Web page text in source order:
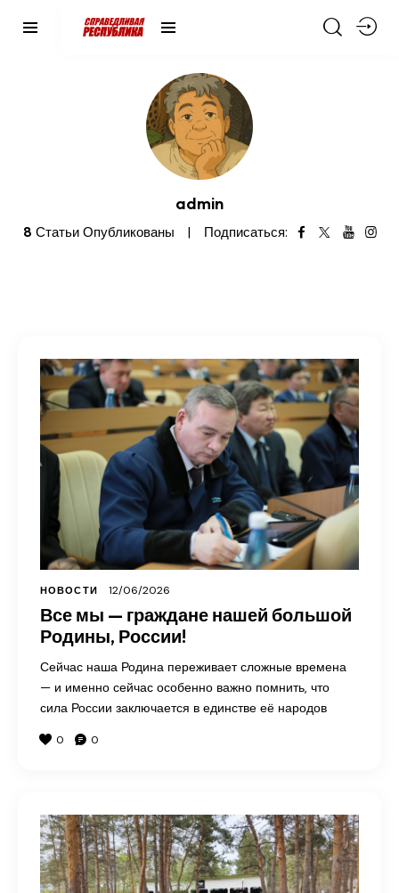
admin
8 Статьи Опубликованы Подписаться:
НОВОСТИ 12/06/2026
Все мы — граждане нашей большой
Родины, России!
Сейчас наша Родина переживает сложные времена
— и именно сейчас особенно важно помнить, что
сила России заключается в единстве её народов
0 0